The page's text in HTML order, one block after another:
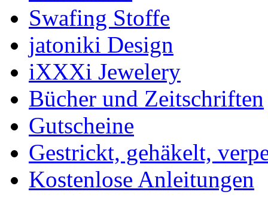
Swafing Stoffe
jatoniki Design
iXXXi Jewelery
Bücher und Zeitschriften
Gutscheine
Gestrickt, gehäkelt,
Kostenlose Anleitungen